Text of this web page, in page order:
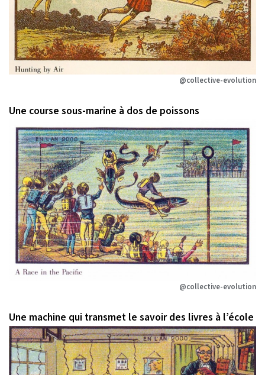
@collective-evolution
Une course sous-marine à dos de poissons
@collective-evolution
Une machine qui transmet le savoir des livres à l’école